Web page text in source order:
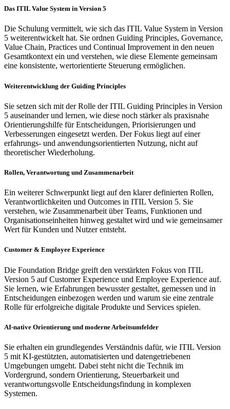
Das ITIL Value System in Version 5
Die Schulung vermittelt, wie sich das ITIL Value System in Version
5 weiterentwickelt hat. Sie ordnen Guiding Principles, Governance,
Value Chain, Practices und Continual Improvement in den neuen
Gesamtkontext ein und verstehen, wie diese Elemente gemeinsam
eine konsistente, wertorientierte Steuerung ermöglichen.
Weiterentwicklung der Guiding Principles
Sie setzen sich mit der Rolle der ITIL Guiding Principles in Version
5 auseinander und lernen, wie diese noch stärker als praxisnahe
Orientierungshilfe für Entscheidungen, Priorisierungen und
Verbesserungen eingesetzt werden. Der Fokus liegt auf einer
erfahrungs- und anwendungsorientierten Nutzung, nicht auf
theoretischer Wiederholung.
Rollen, Verantwortung und Zusammenarbeit
Ein weiterer Schwerpunkt liegt auf den klarer definierten Rollen,
Verantwortlichkeiten und Outcomes in ITIL Version 5. Sie
verstehen, wie Zusammenarbeit über Teams, Funktionen und
Organisationseinheiten hinweg gestaltet wird und wie gemeinsamer
Wert für Kunden und Nutzer entsteht.
Customer & Employee Experience
Die Foundation Bridge greift den verstärkten Fokus von ITIL
Version 5 auf Customer Experience und Employee Experience auf.
Sie lernen, wie Erfahrungen bewusster gestaltet, gemessen und in
Entscheidungen einbezogen werden und warum sie eine zentrale
Rolle für erfolgreiche digitale Produkte und Services spielen.
AI-native Orientierung und moderne Arbeitsumfelder
Sie erhalten ein grundlegendes Verständnis dafür, wie ITIL Version
5 mit KI-gestützten, automatisierten und datengetriebenen
Umgebungen umgeht. Dabei steht nicht die Technik im
Vordergrund, sondern Orientierung, Steuerbarkeit und
verantwortungsvolle Entscheidungsfindung in komplexen
Systemen.